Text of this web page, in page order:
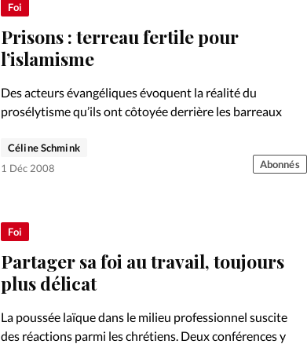
Foi
Prisons : terreau fertile pour
l’islamisme
Des acteurs évangéliques évoquent la réalité du
prosélytisme qu’ils ont côtoyée derrière les barreaux
Céline Schmink
1 Déc 2008
Abonnés
Foi
Partager sa foi au travail, toujours
plus délicat
La poussée laïque dans le milieu professionnel suscite
des réactions parmi les chrétiens. Deux conférences y